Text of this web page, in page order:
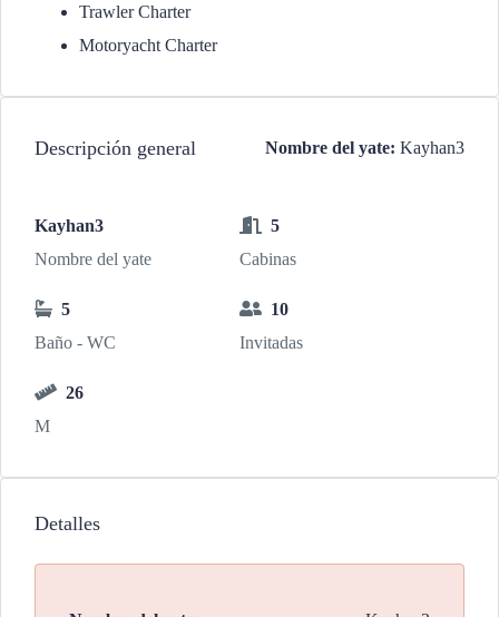
Trawler Charter
Motoryacht Charter
Descripción general Nombre del yate: Kayhan3
Kayhan3
Nombre del yate
5
Cabinas
5
Baño - WC
10
Invitadas
26
M
Detalles